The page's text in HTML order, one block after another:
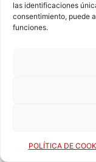
las identificaciones
consentimiento, puede
funciones.
POLÍTICA DE
TEMPORADA 2014-
TEMPORADA